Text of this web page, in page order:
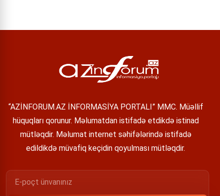
“AZİNFORUM.AZ İNFORMASİYA PORTALI” MMC. Müəllif
hüquqları qorunur. Məlumatdan istifadə etdikdə istinad
mütləqdir. Məlumat internet səhifələrində istifadə
edildikdə müvafiq keçidin qoyulması mütləqdir.